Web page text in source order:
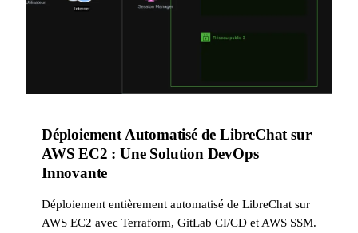
Déploiement Automatisé de LibreChat sur
AWS EC2 : Une Solution DevOps
Innovante
Déploiement entièrement automatisé de LibreChat sur
AWS EC2 avec Terraform, GitLab CI/CD et AWS SSM.